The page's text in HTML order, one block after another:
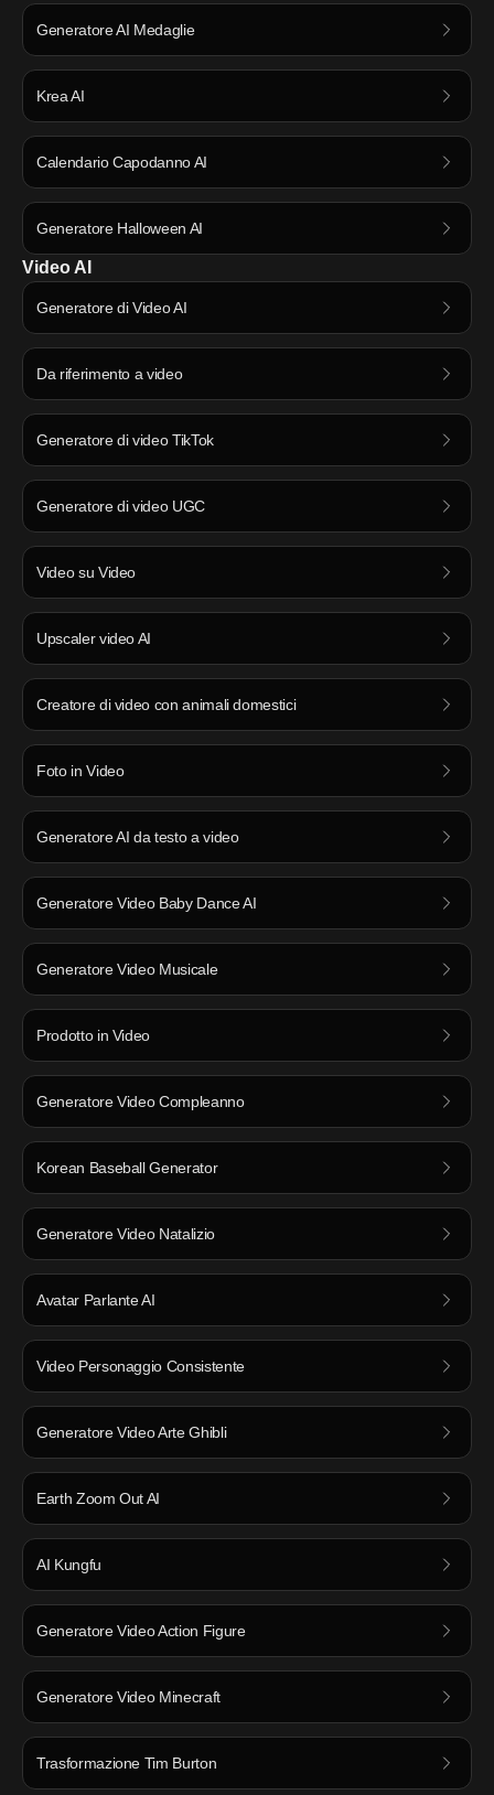
Generatore AI Medaglie
Krea AI
Calendario Capodanno AI
Generatore Halloween AI
Video AI
Generatore di Video AI
Da riferimento a video
Generatore di video TikTok
Generatore di video UGC
Video su Video
Upscaler video AI
Creatore di video con animali domestici
Foto in Video
Generatore AI da testo a video
Generatore Video Baby Dance AI
Generatore Video Musicale
Prodotto in Video
Generatore Video Compleanno
Korean Baseball Generator
Generatore Video Natalizio
Avatar Parlante AI
Video Personaggio Consistente
Generatore Video Arte Ghibli
Earth Zoom Out AI
AI Kungfu
Generatore Video Action Figure
Generatore Video Minecraft
Trasformazione Tim Burton